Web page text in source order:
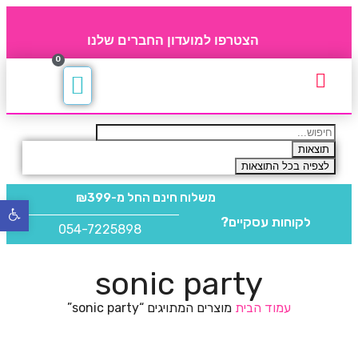
הצטרפו למועדון החברים שלנו
0
תוצאות
לצפיה בכל התוצאות
משלוח חינם החל מ-₪399
לקוחות עסקיים? 054-7225898
sonic party
עמוד הבית מוצרים המתויגים “sonic party”
פתח